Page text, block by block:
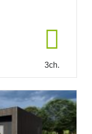
3ch.